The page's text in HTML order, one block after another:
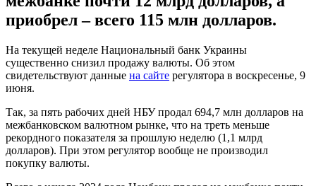
приобрел – всего 115 млн долларов.
На текущей неделе Национальный банк Украины
существенно снизил продажу валюты. Об этом
свидетельствуют данные на сайте регулятора в воскресенье, 9
июня.
Так, за пять рабочих дней НБУ продал 694,7 млн ​​долларов на
межбанковском валютном рынке, что на треть меньше
рекордного показателя за прошлую неделю (1,1 млрд
долларов). При этом регулятор вообще не производил
покупку валюты.